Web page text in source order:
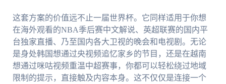
这套方案的价值远不止一届世界杯。它同样适用于你想
在海外观看的NBA季后赛中文解说、英超联赛的国内平
台独家直播、乃至国内各大卫视的晚会和电视剧。无论
是身处韩国想通过央视频追忆家乡的节目，还是在越南
想通过咪咕视频重温中超赛事，你都可以轻松绕过地域
限制的提示，直接触及内容本身。这不仅仅是连接一个